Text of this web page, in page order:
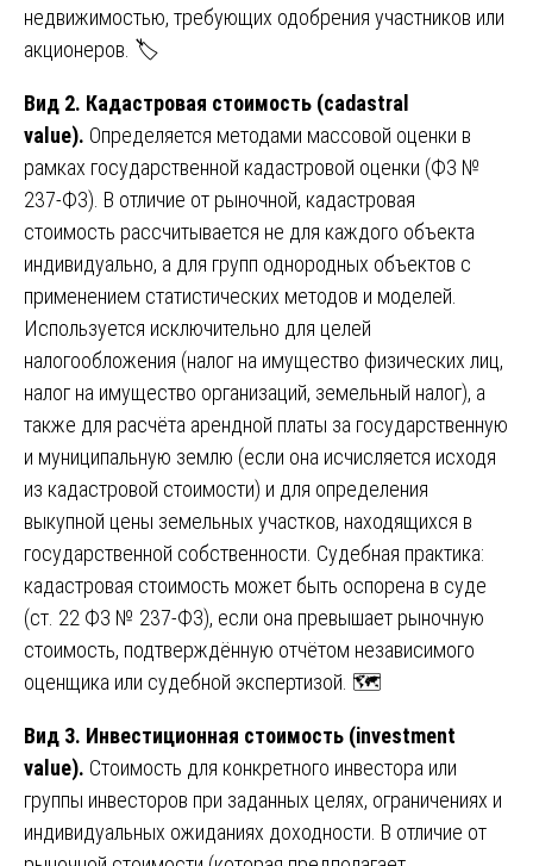
недвижимостью, требующих одобрения участников или
акционеров. 🏷️
Вид 2. Кадастровая стоимость (cadastral
value). Определяется методами массовой оценки в
рамках государственной кадастровой оценки (ФЗ №
237-ФЗ). В отличие от рыночной, кадастровая
стоимость рассчитывается не для каждого объекта
индивидуально, а для групп однородных объектов с
применением статистических методов и моделей.
Используется исключительно для целей
налогообложения (налог на имущество физических лиц,
налог на имущество организаций, земельный налог), а
также для расчёта арендной платы за государственную
и муниципальную землю (если она исчисляется исходя
из кадастровой стоимости) и для определения
выкупной цены земельных участков, находящихся в
государственной собственности. Судебная практика:
кадастровая стоимость может быть оспорена в суде
(ст. 22 ФЗ № 237-ФЗ), если она превышает рыночную
стоимость, подтверждённую отчётом независимого
оценщика или судебной экспертизой. 🗺️
Вид 3. Инвестиционная стоимость (investment
value). Стоимость для конкретного инвестора или
группы инвесторов при заданных целях, ограничениях и
индивидуальных ожиданиях доходности. В отличие от